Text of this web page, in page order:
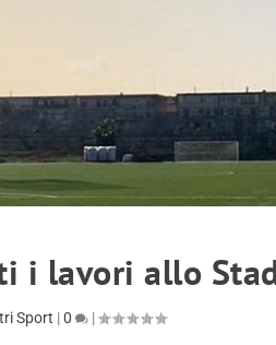
i lavori allo
Sport |0 |